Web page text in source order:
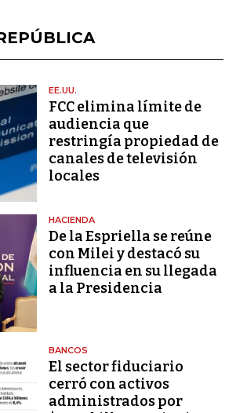
EE.UU.
FCC elimina límite de
audiencia que
restringía propiedad de
canales de televisión
locales
HACIENDA
De la Espriella se reúne
con Milei y destacó su
influencia en su llegada
a la Presidencia
BANCOS
El sector fiduciario
cerró con activos
administrados por